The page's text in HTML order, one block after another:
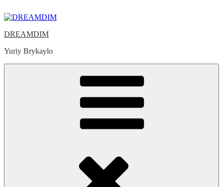
to
DREAMDIM
Yuriy Brykaylo